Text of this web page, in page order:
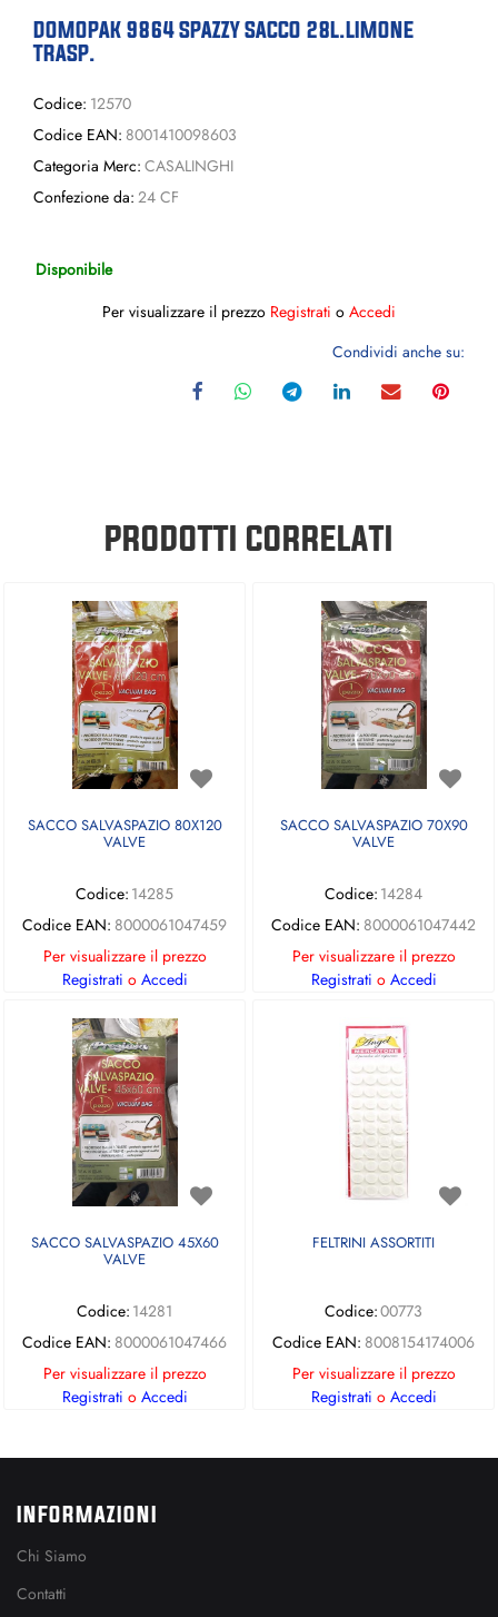
DOMOPAK 9864 SPAZZY SACCO 28L.LIMONE
TRASP.
Codice: 12570
Codice EAN: 8001410098603
Categoria Merc: CASALINGHI
Confezione da: 24 CF
Disponibile
Per visualizzare il prezzo Registrati o Accedi
Condividi anche su:
PRODOTTI CORRELATI
SACCO SALVASPAZIO 80X120
VALVE
Codice: 14285
Codice EAN: 8000061047459
Per visualizzare il prezzo
Registrati o Accedi
SACCO SALVASPAZIO 70X90
VALVE
Codice: 14284
Codice EAN: 8000061047442
Per visualizzare il prezzo
Registrati o Accedi
SACCO SALVASPAZIO 45X60
VALVE
Codice: 14281
Codice EAN: 8000061047466
Per visualizzare il prezzo
Registrati o Accedi
FELTRINI ASSORTITI
Codice:00773
Codice EAN: 8008154174006
Per visualizzare il prezzo
Registrati o Accedi
INFORMAZIONI
Chi Siamo
Contatti